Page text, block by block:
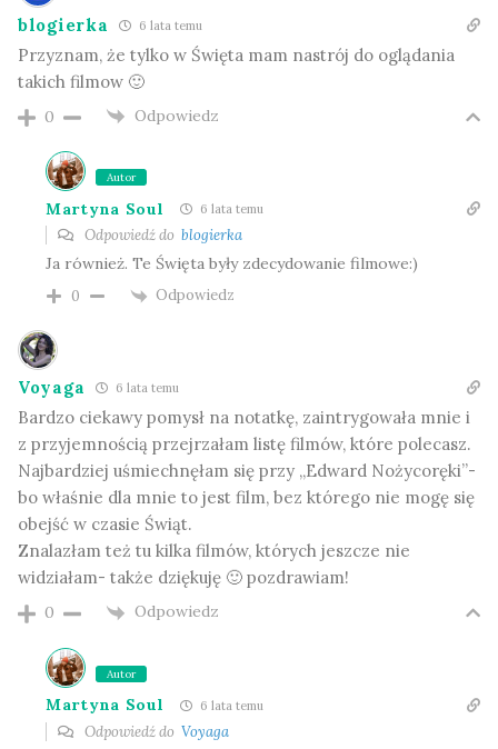
blogierka 6 lata temu
Przyznam, że tylko w Święta mam nastrój do oglądania
takich filmow 🙂
0 Odpowiedz
Autor
Martyna Soul 6 lata temu
Odpowiedź do blogierka
Ja również. Te Święta były zdecydowanie filmowe:)
0 Odpowiedz
Voyaga 6 lata temu
Bardzo ciekawy pomysł na notatkę, zaintrygowała mnie i
z przyjemnością przejrzałam listę filmów, które polecasz.
Najbardziej uśmiechnęłam się przy „Edward Nożycoręki”-
bo właśnie dla mnie to jest film, bez którego nie mogę się
obejść w czasie Świąt.
Znalazłam też tu kilka filmów, których jeszcze nie
widziałam- także dziękuję 🙂 pozdrawiam!
0 Odpowiedz
Autor
Martyna Soul 6 lata temu
Odpowiedź do Voyaga